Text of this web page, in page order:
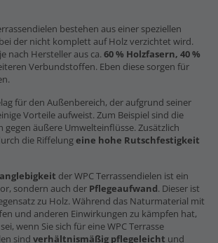
bestehen aus einer speziellen
der nicht komplett auf Holz verzichtet wird.
nach Hersteller aus ca. 60 % Holzfasern, 40 %
Verbundstoffen. Eben diese sorgen für
für den Außenbereich, der aufgrund seiner
Vorteile aufweist. Zum Beispiel sind die
gegen äußere Umwelteinflüsse. Zusätzlich
die Riffelungeine hohe Rutschfestigkeit
der WPC Terrassendielen ist ein
sondern auch der Pflegeaufwand. Dieser ist
zu Holz. Während das Naturmaterial mit
und anderen Einwirkungen zu kämpfen hat,
wenn Sie sich für eine WPC Terrasse
sind verhältnismäßig pflegeleicht und